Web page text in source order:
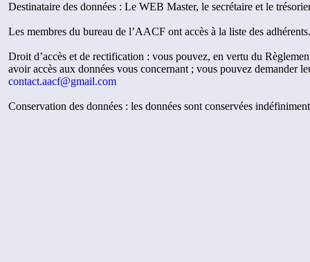
Destinataire des données : Le WEB Master, le secrétaire et le
Les membres du bureau de l’AACF ont accès à la liste des adhérents.
Droit d’accès et de rectification : vous pouvez, en vertu du
avoir accès aux données vous concernant ; vous pouvez demander
contact.aacf@gmail.com
Conservation des données : les données sont conservées